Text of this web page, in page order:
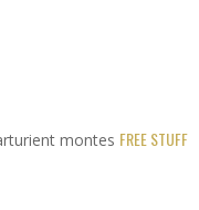
montes FREE STUFF